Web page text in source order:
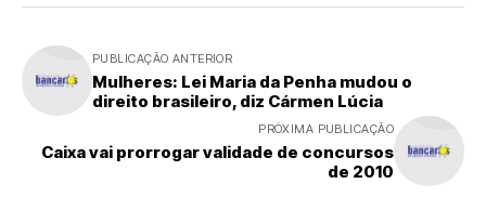
PUBLICAÇÃO ANTERIOR
Mulheres: Lei Maria da Penha mudou o
direito brasileiro, diz Cármen Lúcia
PRÓXIMA PUBLICAÇÃO
Caixa vai prorrogar validade de concursos
de 2010